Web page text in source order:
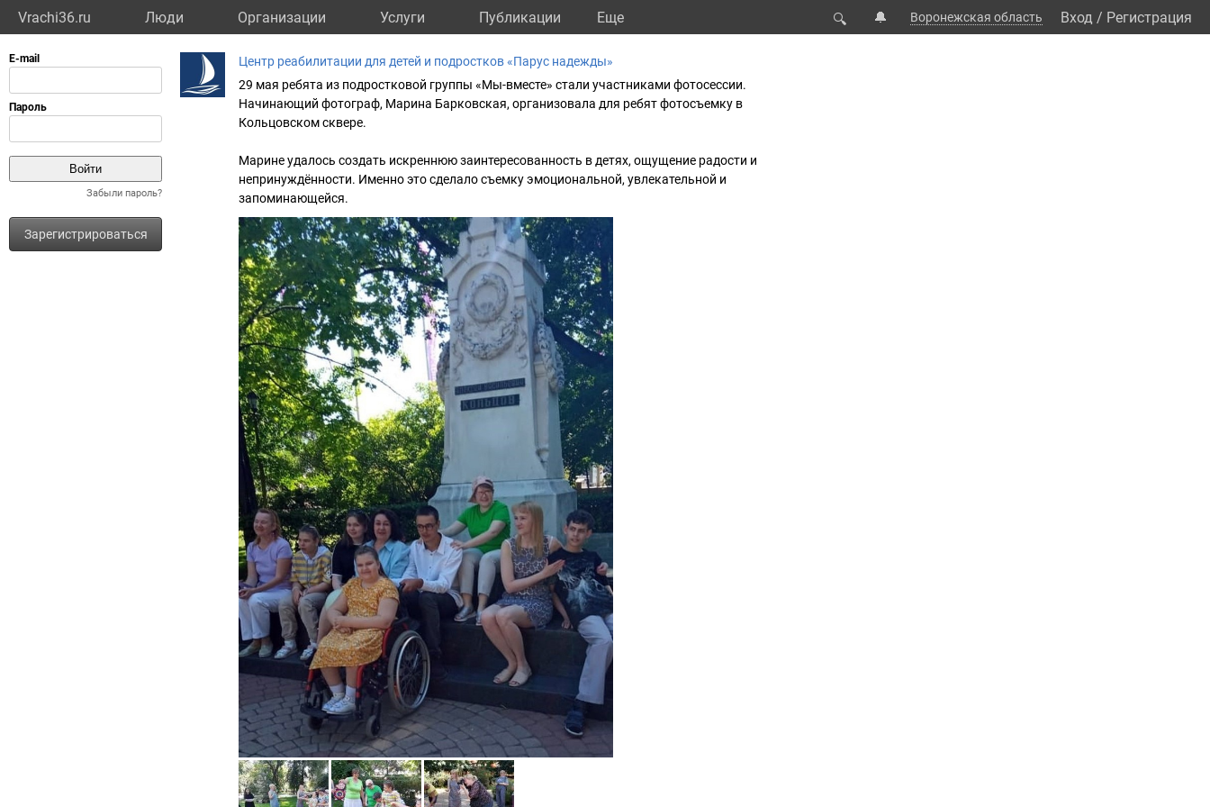
Vrachi36.ru Люди Организации Услуги Публикации Eще 🔍 🔔 Воронежская область Вход / Регистрация
Забыли пароль?
Зарегистрироваться
Центр реабилитации для детей и подростков «Парус надежды»
29 мая ребята из подростковой группы «Мы-вместе» стали участниками фотосессии.
Начинающий фотограф, Марина Барковская, организовала для ребят фотосъемку в
Кольцовском сквере.
Марине удалось создать искреннюю заинтересованность в детях, ощущение радости и
непринуждённости. Именно это сделало съемку эмоциональной, увлекательной и
запоминающейся.